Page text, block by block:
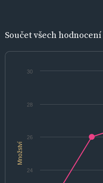
Součet všech hodnocení
Množství
24
26
28
30